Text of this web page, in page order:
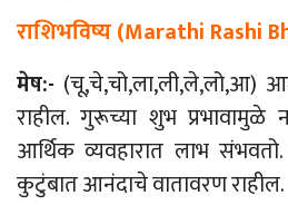
राशिभविष्य (Marathi Rashi
मेष:- (चू,चे,चो,ला,ली,ले,लो,आ)
राहील. गुरूच्या शुभ प्रभावामुळे
आर्थिक व्यवहारात लाभ
कुटुंबात आनंदाचे वातावरण राहील.